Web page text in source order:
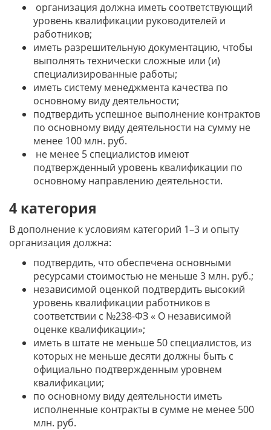
организация должна иметь соответствующий
уровень квалификации руководителей и
работников;
иметь разрешительную документацию, чтобы
выполнять технически сложные или (и)
специализированные работы;
иметь систему менеджмента качества по
основному виду деятельности;
подтвердить успешное выполнение контрактов
по основному виду деятельности на сумму не
менее 100 млн. руб.
не менее 5 специалистов имеют
подтвержденный уровень квалификации по
основному направлению деятельности.
4 категория
В дополнение к условиям категорий 1–3 и опыту
организация должна:
подтвердить, что обеспечена основными
ресурсами стоимостью не меньше 3 млн. руб.;
независимой оценкой подтвердить высокий
уровень квалификации работников в
соответствии с №238-ФЗ « О независимой
оценке квалификации»;
иметь в штате не меньше 50 специалистов, из
которых не меньше десяти должны быть с
официально подтвержденным уровнем
квалификации;
по основному виду деятельности иметь
исполненные контракты в сумме не менее 500
млн. руб.